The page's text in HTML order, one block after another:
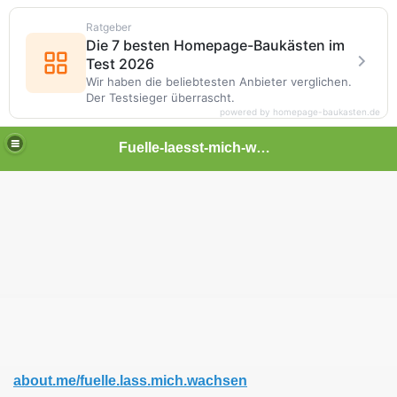
Fuelle-laesst-mich-wachsen
about.me/fuelle.lass.mich.wachsen
Netzwerk hinzufügen!
Ratgeber
Die 7 besten Homepage-Baukästen im
Test 2026
Wir haben die beliebtesten Anbieter verglichen.
Der Testsieger überrascht.
powered by homepage-baukasten.de